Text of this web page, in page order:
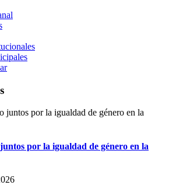
por la igualdad de género en la